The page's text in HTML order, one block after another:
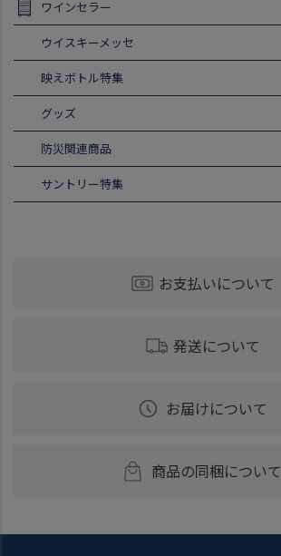
ワインセラー
ウイスキーメッセ
映えボトル特集
グッズ
防災関連商品
サントリー特集
お支払いについて
発送について
お届けについて
商品の同梱について